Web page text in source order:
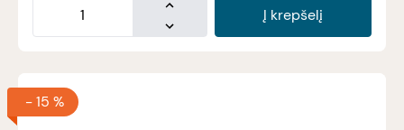
Į krepšelį
-15 %